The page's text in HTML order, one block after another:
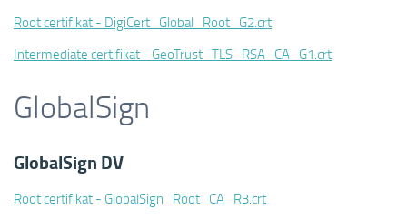
Root certifikat - DigiCert_Global_Root_G2.crt
Intermediate certifikat - GeoTrust_TLS_RSA_CA_G1.crt
GlobalSign
GlobalSign DV
Root certifikat - GlobalSign_Root_CA_R3.crt